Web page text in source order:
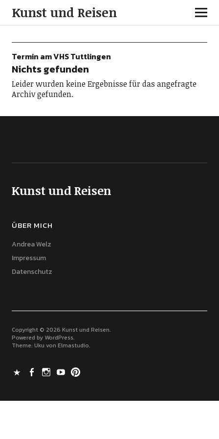
Kunst und Reisen
Termin amVHS Tuttlingen
Nichts gefunden
Leider wurden keine Ergebnisse für das angefragte
Archiv gefunden.
Kunst und Reisen
ÜBER MICH
Andrea Welz
Impressum
Datenschutz
Copyright © 2026 Kunst und Reisen
Powered by WordPress
Theme: Uku von Elmastudio